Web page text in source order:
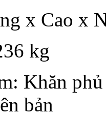
x Cao x
kg
Khăn
bản